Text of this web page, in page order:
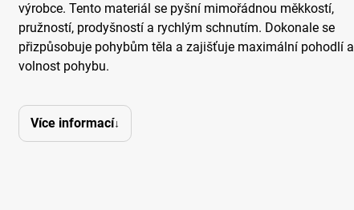
výrobce. Tento materiál se pyšní mimořádnou měkkostí,
pružností, prodyšností a rychlým schnutím. Dokonale se
přizpůsobuje pohybům těla a zajišťuje maximální pohodlí a
volnost pohybu.
Více informací